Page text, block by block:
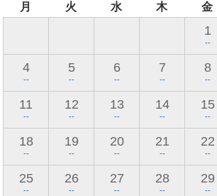
月 火 水 木 金
1
--
4
--
5
--
6
--
7
--
8
--
11
--
12
--
13
--
14
--
15
--
18
--
19
--
20
--
21
--
22
--
25
--
26
--
27
--
28
--
29
--